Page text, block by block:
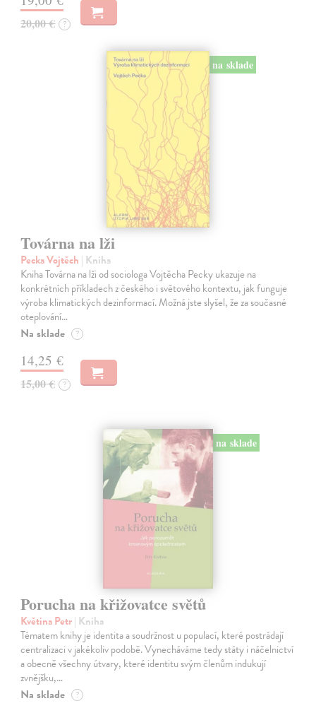
20,00 € ?
na sklade
Továrna na lži
Pecka Vojtěch | Kniha
Kniha Továrna na lži od sociologa Vojtěcha Pecky ukazuje na
konkrétních příkladech z českého i světového kontextu, jak funguje
výroba klimatických dezinformací. Možná jste slyšel, že za současné
oteplování…
Na sklade ?
14,25 €
15,00 € ?
na sklade
Porucha na křižovatce světů
Květina Petr| Kniha
Tématem knihy je identita a soudržnost u populací, které postrádají
centralizaci v jakékoliv podobě. Vynecháváme tedy státy i náčelnictví
a obecně všechny útvary, které identitu svým členům indukují
zvnějšku,…
Na sklade ?